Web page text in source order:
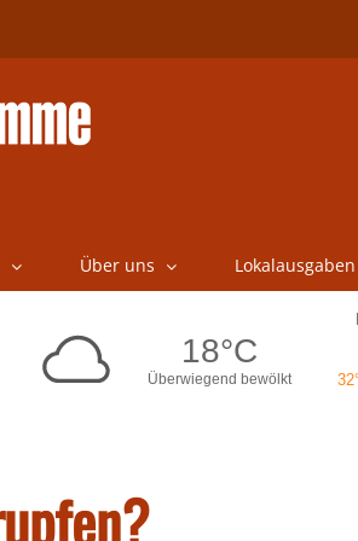
Über uns Lokalausgaben